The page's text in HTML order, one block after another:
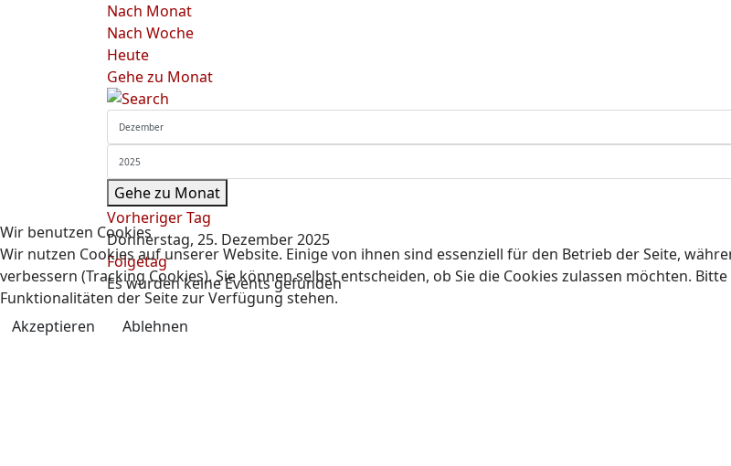
Nach Monat
Nach Woche
Heute
Gehe zu Monat
Gehe zu Monat
Vorheriger Tag
Donnerstag, 25. Dezember 2025
Folgetag
Es wurden keine Events gefunden
Wir benutzen Cookies
Wir nutzen Cookies auf unserer Website. Einige von ihnen sind essenziell für den Betrieb der Seite,
verbessern (Tracking Cookies). Sie können selbst entscheiden, ob Sie die Cookies zulassen möchten.
Funktionalitäten der Seite zur Verfügung stehen.
Akzeptieren
Ablehnen